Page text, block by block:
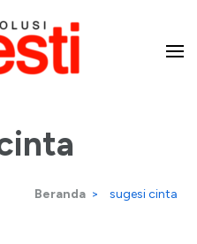
Beranda > sugesi cinta